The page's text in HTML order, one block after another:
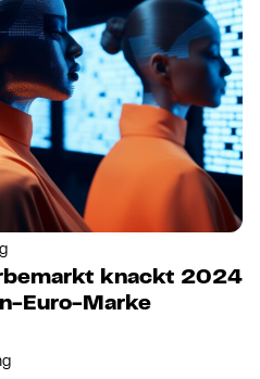
knackt 2024
Euro-Marke